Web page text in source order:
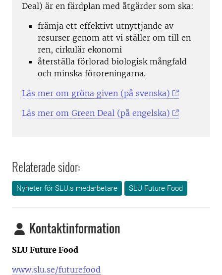
Deal) är en färdplan med åtgärder som ska:
främja ett effektivt utnyttjande av
resurser genom att vi ställer om till en
ren, cirkulär ekonomi
återställa förlorad biologisk mångfald
och minska föroreningarna.
Läs mer om gröna given (på svenska)
Läs mer om Green Deal (på engelska)
Relaterade sidor:
Nyheter för SLU:s medarbetare SLU Future Food
Kontaktinformation
SLU Future Food
www.slu.se/futurefood